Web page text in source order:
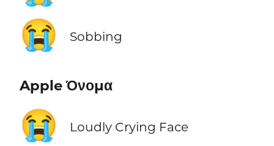
😭 Sobbing
Apple Όνομα
😭 Loudly Crying Face